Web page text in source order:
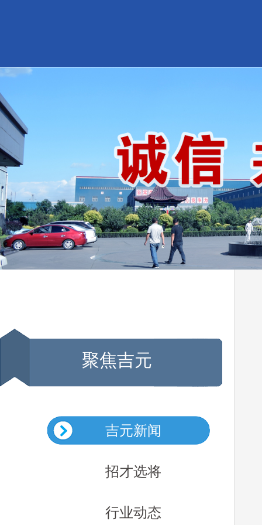
聚焦吉元
吉元新闻
招才选将
行业动态